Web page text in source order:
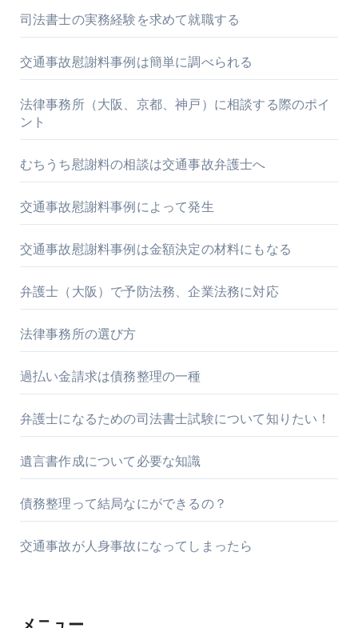
司法書士の実務経験を求めて就職する
交通事故慰謝料事例は簡単に調べられる
法律事務所（大阪、京都、神戸）に相談する際のポイ
ント
むちうち慰謝料の相談は交通事故弁護士へ
交通事故慰謝料事例によって発生
交通事故慰謝料事例は金額決定の材料にもなる
弁護士（大阪）で予防法務、企業法務に対応
法律事務所の選び方
過払い金請求は債務整理の一種
弁護士になるための司法書士試験について知りたい！
遺言書作成について必要な知識
債務整理って結局なにができるの？
交通事故が人身事故になってしまったら